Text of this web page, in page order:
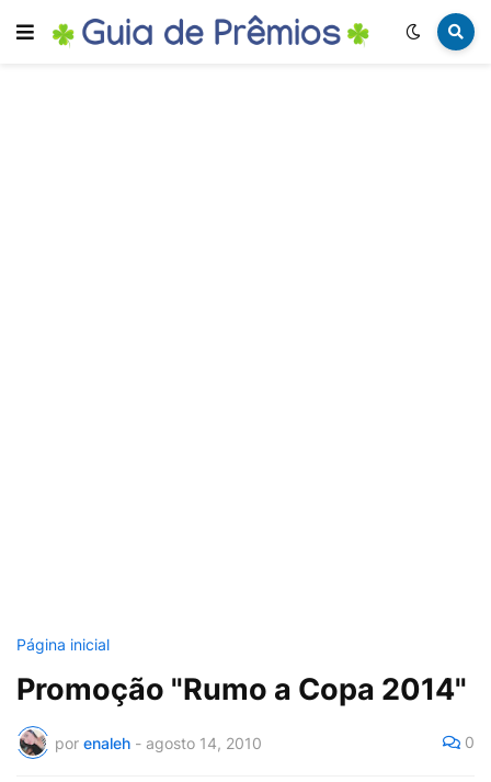
Página inicial
Promoção "Rumo a Copa 2014"
por enaleh - agosto 14, 2010 0